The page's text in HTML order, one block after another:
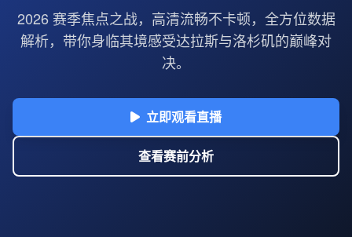
2026 赛季焦点之战，高清流畅不卡顿，全方位数据
解析，带你身临其境感受达拉斯与洛杉矶的巅峰对
决。
立即观看直播
查看赛前分析